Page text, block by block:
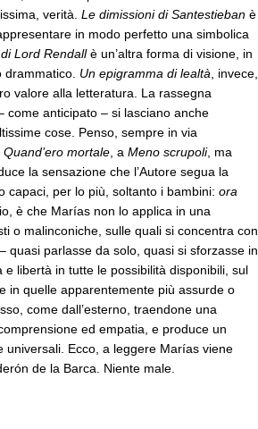
verità. Le dimissioni di Santestieban è
in modo perfetto una simbolica
Lord Rendallè un’altra forma di visione, in
Un epigramma di lealtà , invece,
valore alla letteratura. La rassegna
come anticipato – si lasciano anche
cose. Penso, sempre in via
Quand’ero mortale , a Meno scrupoli, ma
la sensazione che l’Autore segua la
capaci, per lo più, soltanto i bambini: ora
è che Marías non lo applica in una
o malinconiche, sulle quali si concentra con
quasi parlasse da solo, quasi si sforzasse in
libertà in tutte le possibilità disponibili, sul
in quelle apparentemente più assurde o
come dall’esterno, traendone una
ed empatia, e produce un
universali. Ecco, a leggere Marías viene
de la Barca. Niente male.